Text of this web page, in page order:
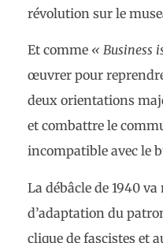
révolution sur le
Et comme « Business
œuvrer pour
deux orientations
et combattre le
incompatible avec le
La débâcle de 1940
d’adaptation du
clique de fascistes et